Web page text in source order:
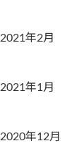
2021年2月
2021年1月
2020年12月